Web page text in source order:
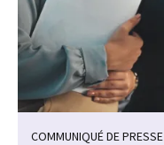
COMMUNIQUÉ DE PRESSE